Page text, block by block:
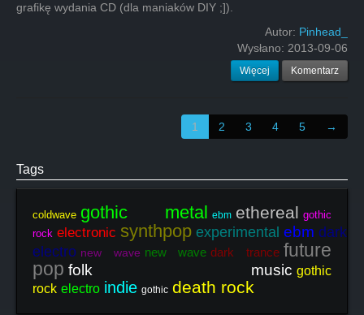
grafikę wydania CD (dla maniaków DIY ;]).
Autor: Pinhead_
Wysłano: 2013-09-06
Więcej Komentarz
1 2 3 4 5 →
Tags
coldwave gothic metal ebm ethereal gothic
rock electronic synthpop experimental ebm dark
electro new wave new wave dark trance future
pop folk music gothic
rock electro indie gothic death rock